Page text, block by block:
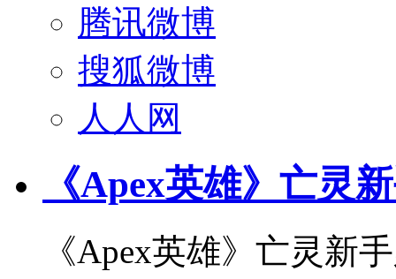
腾讯微博
搜狐微博
人人网
《Apex英雄》亡灵
《Apex英雄》亡灵新